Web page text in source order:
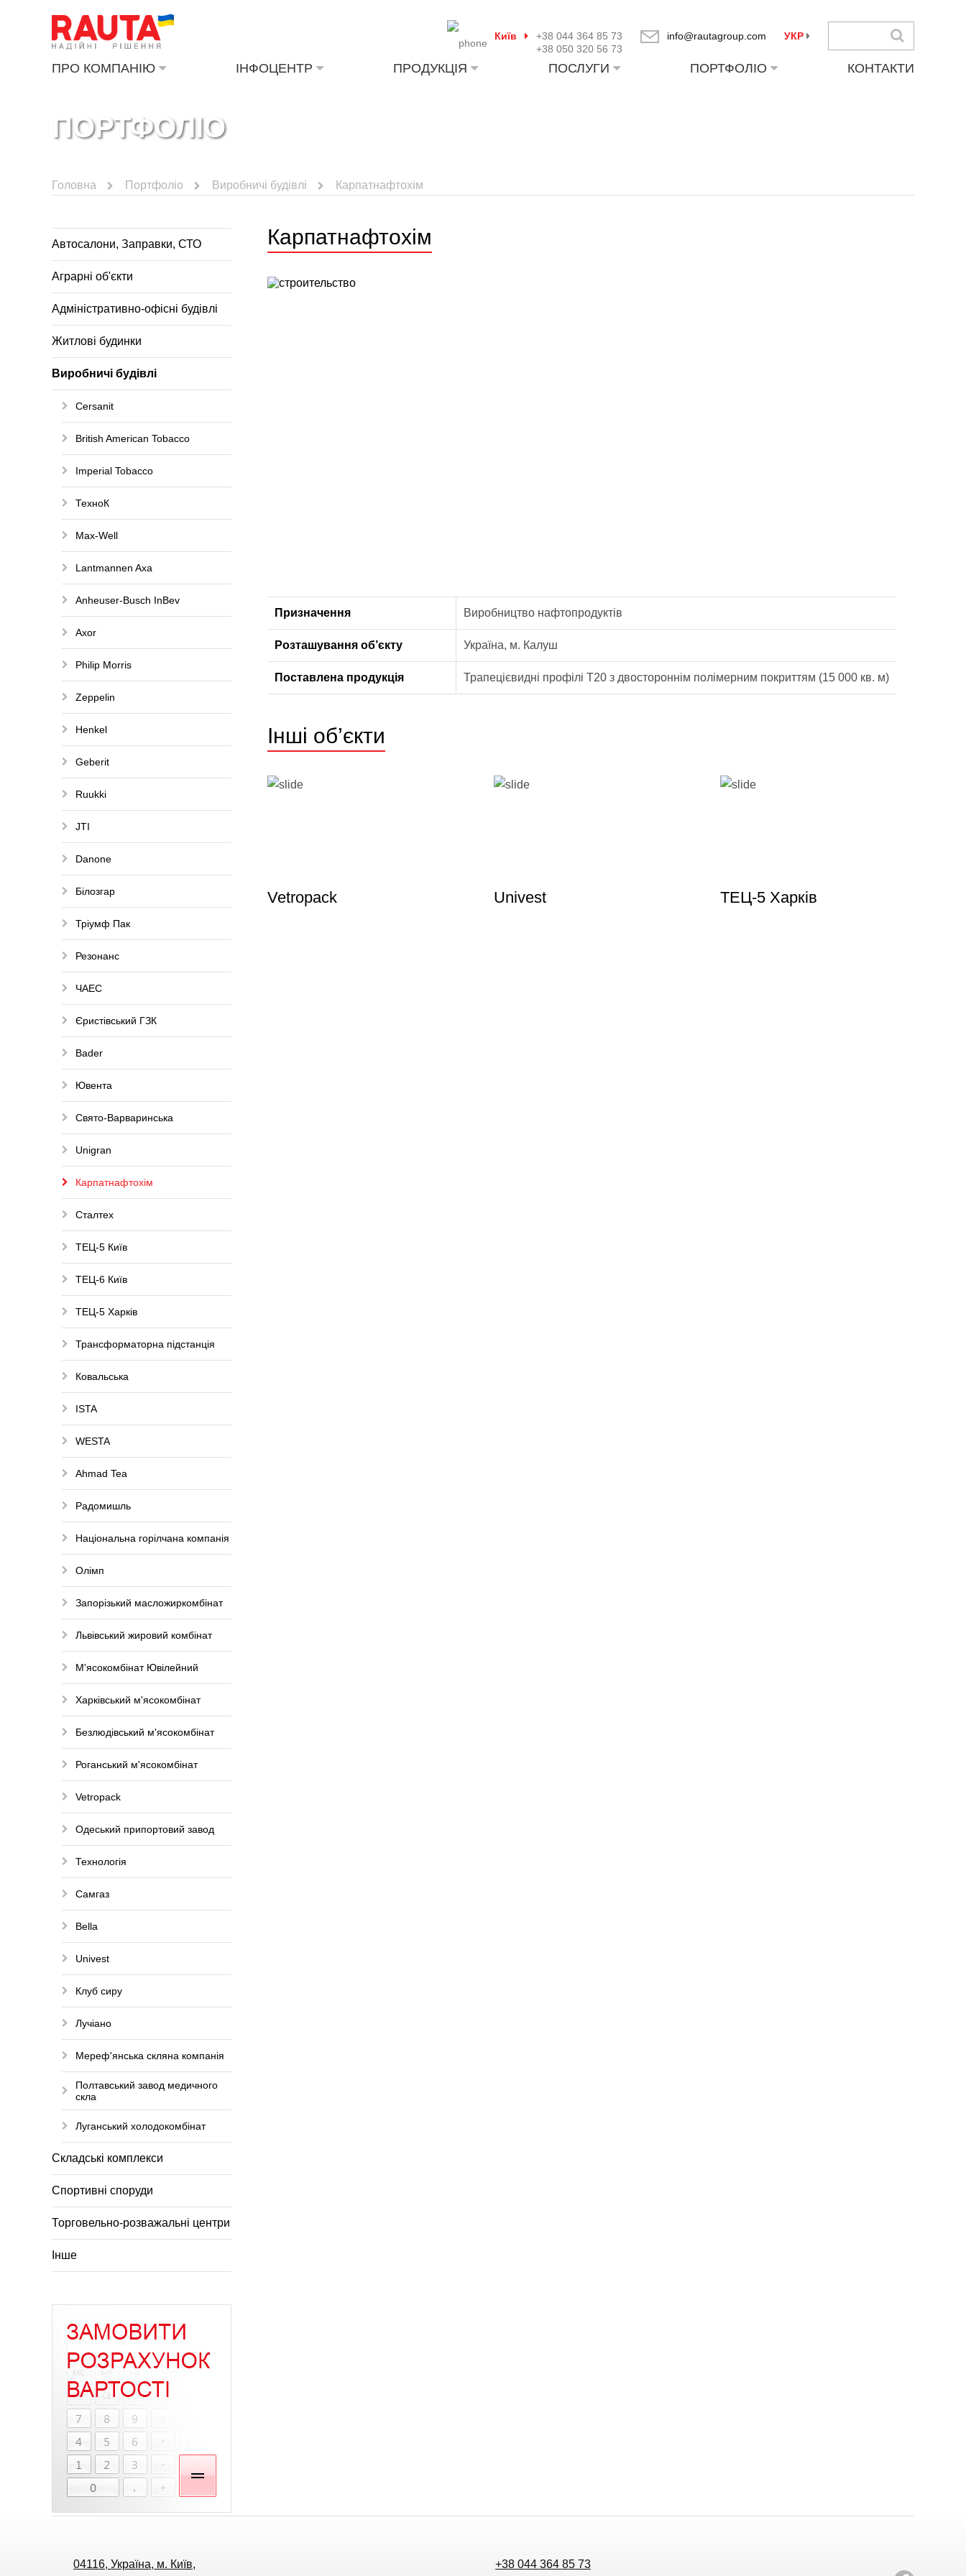
Київ
+38 044 364 85 73
+38 050 320 56 73
info@rautagroup.com УКР
ПРО КОМПАНІЮ ІНФОЦЕНТР ПРОДУКЦІЯ ПОСЛУГИ ПОРТФОЛІО КОНТАКТИ
ПОРТФОЛІО
Головна Портфоліо Виробничі будівлі Карпатнафтохім
Автосалони, Заправки, СТО
Аграрні об'єкти
Адміністративно-офісні будівлі
Житлові будинки
Виробничі будівлі
Cersanit
British American Tobacco
Imperial Tobacco
ТехноК
Max-Well
Lantmannen Axa
Anheuser-Busch InBev
Axor
Philip Morris
Zeppelin
Henkel
Geberit
Ruukki
JTI
Danone
Білозгар
Тріумф Пак
Резонанс
ЧАЕС
Єристівський ГЗК
Bader
Ювента
Свято-Варваринська
Unigran
Карпатнафтохім
Сталтех
ТЕЦ-5 Київ
ТЕЦ-6 Київ
ТЕЦ-5 Харків
Трансформаторна підстанція
Ковальська
ISTA
WESTA
Ahmad Tea
Радомишль
Національна горілчана компанія
Олімп
Запорізький масложиркомбінат
Львівський жировий комбінат
М'ясокомбінат Ювілейний
Харківський м'ясокомбінат
Безлюдівський м'ясокомбінат
Роганський м'ясокомбінат
Vetropack
Одеський припортовий завод
Технологія
Самгаз
Bella
Univest
Клуб сиру
Лучіано
Мереф'янська скляна компанія
Полтавський завод медичного
скла
Луганський холодокомбінат
Складські комплекси
Спортивні споруди
Торговельно-розважальні центри
Інше
Карпатнафтохім
Призначення Виробництво нафтопродуктів
Розташування об’єкту Україна, м. Калуш
Поставлена продукція Трапецієвидні профілі Т20 з двостороннім полімерним покриттям (15 000 кв. м)
Інші об’єкти
Vetropack Univest ТЕЦ-5 Харків
04116, Україна, м. Київ,
+38 044 364 85 73